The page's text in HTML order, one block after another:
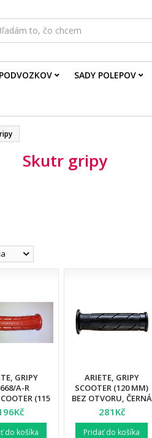
SADY POLEPOV
Skutr gripy
GRIPY
A-R
(115
OTVORU,
BARVA
do košíka
ARIETE, GRIPY
SCOOTER (120 MM)
BEZ OTVORU, ČERNÁ
BARVA (12)
281Kč
Pridať do košíka